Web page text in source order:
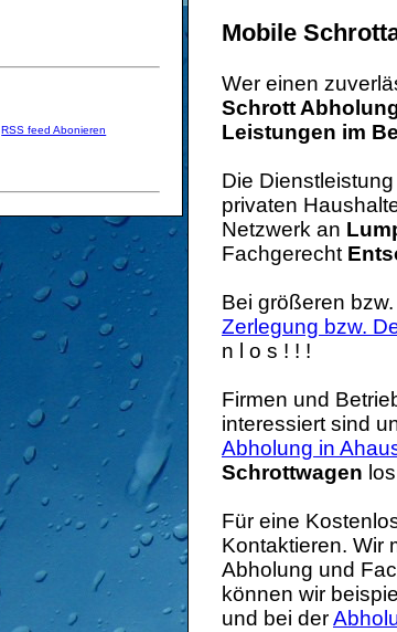
RSS feed Abonieren
Mobile
Wer einen
Schrott
Leistungen im
Die
privaten
Netzwerk an
Fachgerecht
Bei größeren
Zerlegung bzw.
n l o s ! ! !
Firmen und
interessiert sind
Abholung in
Schrottwagen
Für eine
Kontaktieren. Wir
Abholung und
können wir
und bei der